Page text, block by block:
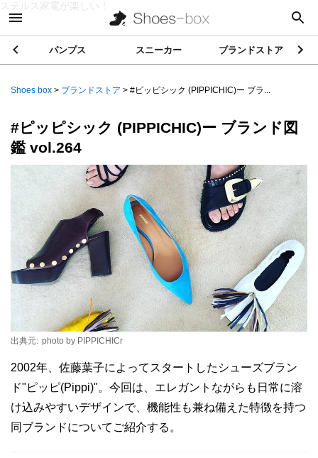
ステルス家電が楽しい！
パンプス スニーカー ブランドストア
Shoes box > ブランドストア > #ピッピシック (PIPPICHIC)ー ブラ...
#ピッピシック (PIPPICHIC)ー ブランド図
鑑 vol.264
出典元: photo by PIPPICHICr
2002年、佐藤葉子によってスタートしたシューズブラン
ド"ピッピ(Pippi)"。今回は、エレガントながらも日常に溶
け込みやすいデザインで、機能性も兼ね備えた特徴を持つ
同ブランドについてご紹介する。